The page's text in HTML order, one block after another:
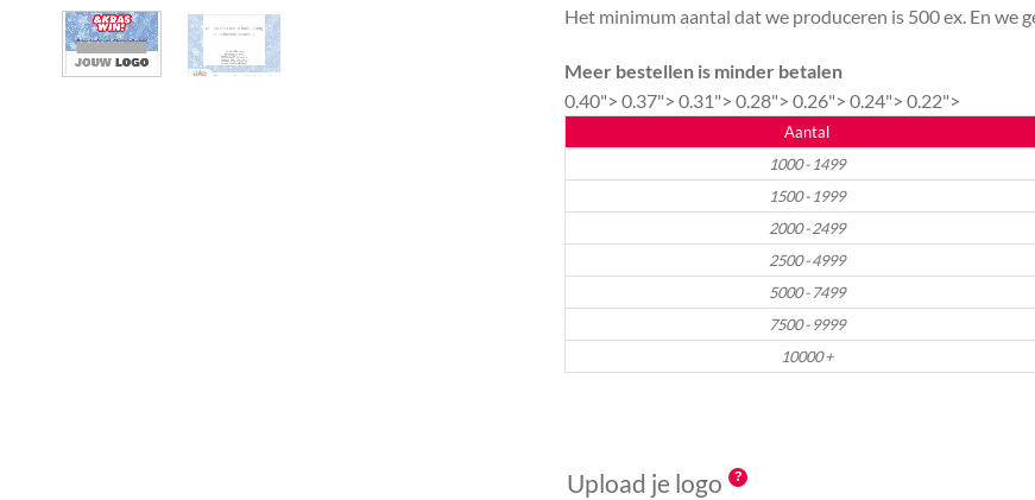
Het minimum aantal dat we produceren is 500 ex. En we
Meer bestellen is minder betalen
0.40">0.37">0.31">0.28">0.26">0.24">0.22">
Aantal
1000 - 1499
1500 - 1999
2000 - 2499
2500 - 4999
5000 - 7499
7500 - 9999
10000 +
Upload je logo